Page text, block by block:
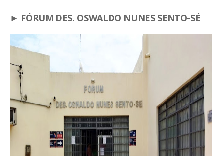
► FÓRUM DES. OSWALDO NUNES SENTO-SÉ